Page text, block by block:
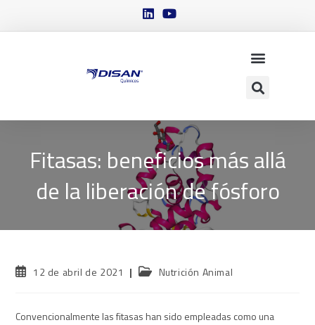
Fitasas: beneficios más allá
de la liberación de fósforo
12 de abril de 2021 Nutrición Animal
Convencionalmente las fitasas han sido empleadas como una